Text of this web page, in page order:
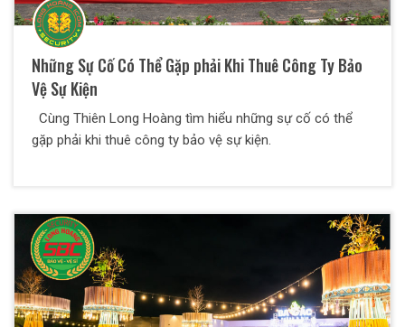
Những Sự Cố Có Thể Gặp phải Khi Thuê Công Ty Bảo
Vệ Sự Kiện
Cùng Thiên Long Hoàng tìm hiểu những sự cố có thể
gặp phải khi thuê công ty bảo vệ sự kiện.